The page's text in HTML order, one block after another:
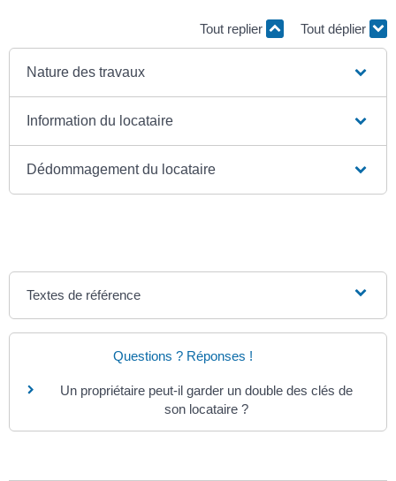
Tout replier Tout déplier
Nature des travaux
Information du locataire
Dédommagement du locataire
Textes de référence
Questions ? Réponses !
Un propriétaire peut-il garder un double des clés de
son locataire ?